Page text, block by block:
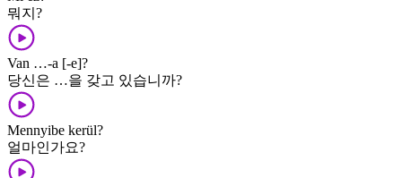
뭐지?
Van …-a [-e]?
당신은 …을 갖고 있습니까?
Mennyibe kerül?
얼마인가요?